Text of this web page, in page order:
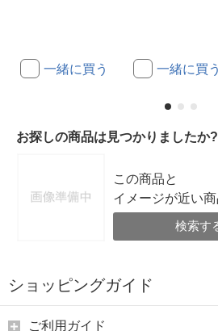
一緒に買う 一緒に買う
お探しの商品は見つかりましたか?
この商品と
イメージが近い
検索す
ショッピングガイド
ご利用ガイド